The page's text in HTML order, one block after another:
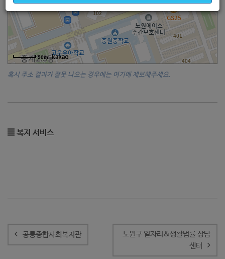
50m
혹시 주소 결과가 잘못 나오는 경우에는 여기에 제보해주세요.
복지 서비스
내
비 공릉종합사회복지관
노원구 일자리&생활법률 상담
센터